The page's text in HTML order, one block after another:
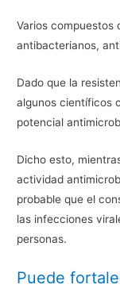
Varios compuestos
antibacterianos,
Dado que la
algunos científicos
potencial
Dicho esto,
actividad
probable que el
las infecciones
personas.
Puede